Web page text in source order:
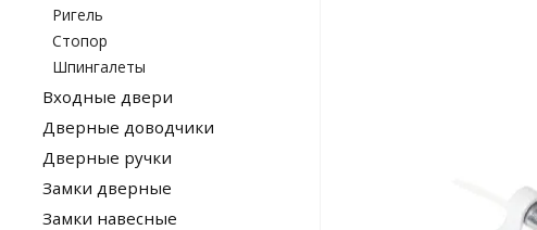
Ригель
Стопор
Шпингалеты
Входные двери
Дверные доводчики
Дверные ручки
Замки дверные
Замки навесные